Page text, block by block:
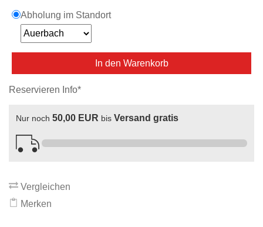
Abholung im Standort
In den Warenkorb
Reservieren Info*
Nur noch 50,00 EUR bis Versand gratis
Vergleichen
Merken